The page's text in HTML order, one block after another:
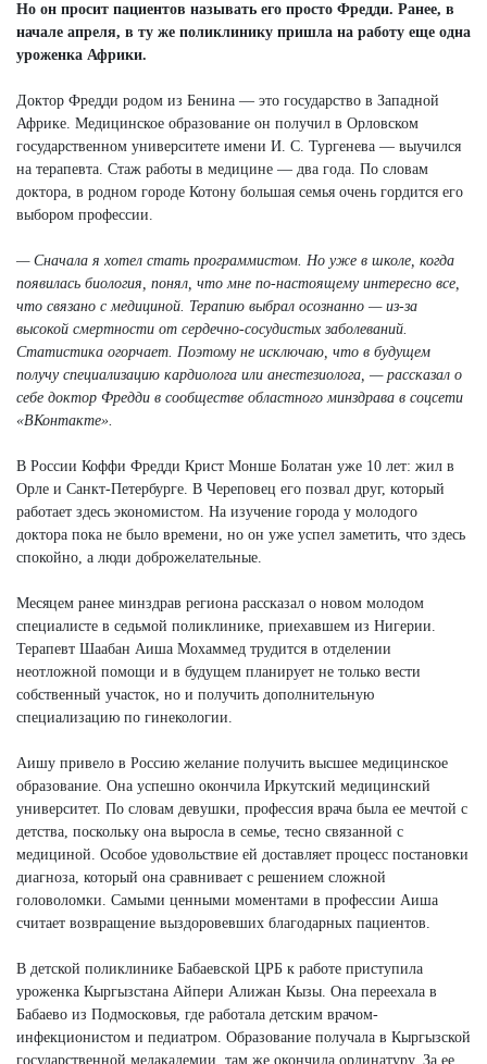
Но он просит пациентов называть его просто Фредди. Ранее, в
начале апреля, в ту же поликлинику пришла на работу еще одна
уроженка Африки.
Доктор Фредди родом из Бенина — это государство в Западной
Африке. Медицинское образование он получил в Орловском
государственном университете имени И. С. Тургенева — выучился
на терапевта. Стаж работы в медицине — два года. По словам
доктора, в родном городе Котону большая семья очень гордится его
выбором профессии.
— Сначала я хотел стать программистом. Но уже в школе, когда
появилась биология, понял, что мне по-настоящему интересно все,
что связано с медициной. Терапию выбрал осознанно — из-за
высокой смертности от сердечно-сосудистых заболеваний.
Статистика огорчает. Поэтому не исключаю, что в будущем
получу специализацию кардиолога или анестезиолога, — рассказал о
себе доктор Фредди в сообществе областного минздрава в соцсети
«ВКонтакте».
В России Коффи Фредди Крист Монше Болатан уже 10 лет: жил в
Орле и Санкт-Петербурге. В Череповец его позвал друг, который
работает здесь экономистом. На изучение города у молодого
доктора пока не было времени, но он уже успел заметить, что здесь
спокойно, а люди доброжелательные.
Месяцем ранее минздрав региона рассказал о новом молодом
специалисте в седьмой поликлинике, приехавшем из Нигерии.
Терапевт Шаабан Аиша Мохаммед трудится в отделении
неотложной помощи и в будущем планирует не только вести
собственный участок, но и получить дополнительную
специализацию по гинекологии.
Аишу привело в Россию желание получить высшее медицинское
образование. Она успешно окончила Иркутский медицинский
университет. По словам девушки, профессия врача была ее мечтой с
детства, поскольку она выросла в семье, тесно связанной с
медициной. Особое удовольствие ей доставляет процесс постановки
диагноза, который она сравнивает с решением сложной
головоломки. Самыми ценными моментами в профессии Аиша
считает возвращение выздоровевших благодарных пациентов.
В детской поликлинике Бабаевской ЦРБ к работе приступила
уроженка Кыргызстана Айпери Алижан Кызы. Она переехала в
Бабаево из Подмосковья, где работала детским врачом-
инфекционистом и педиатром. Образование получала в Кыргызской
государственной медакадемии, там же окончила ординатуру. За ее